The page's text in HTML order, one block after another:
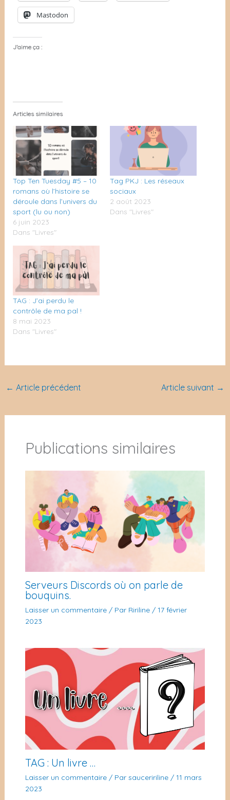
Mastodon
J’aime ça :
Articles similaires
Top Ten Tuesday #5 – 10
romans où l’histoire se
déroule dans l’univers du
sport (lu ou non)
6 juin 2023
Dans "Livres"
Tag PKJ : Les réseaux
sociaux
2 août 2023
Dans "Livres"
TAG : J’ai perdu le
contrôle de ma pal !
8 mai 2023
Dans "Livres"
← Article précédent Article suivant →
Publications similaires
Serveurs Discords où on parle de
bouquins.
Laisser un commentaire / Par Ririline / 17 février
2023
TAG : Un livre …
Laisser un commentaire / Par sauceririline / 11 mars
2023